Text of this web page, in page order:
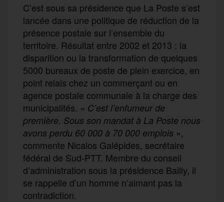
C’est sous sa présidence que La Poste s’est
lancée dans une politique de réduction de la
présence postale sur l’ensemble du
territoire. Résultat entre 2002 et 2013 : la
disparition ou la transformation de quelques
5000 bureaux de poste de plein exercice, en
point relais chez un commerçant ou en
agence postale communale à la charge des
municipalités. « C’est l’enfumeur de
première. Sous son mandat à La Poste nous
avons perdu 60 000 à 70 000 emplois »,
commente Nicalos Galépides, secrétaire
fédéral de Sud-PTT. Membre du conseil
d’administration sous la présidence Bailly, il
se rappelle d’un homme n’aimant pas la
contradiction.